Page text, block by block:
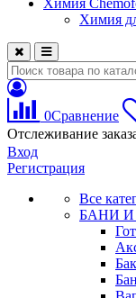
Химия
Химия
0Сравнение
Отслеживание
Вход
Регистрация
Все
БАНИ